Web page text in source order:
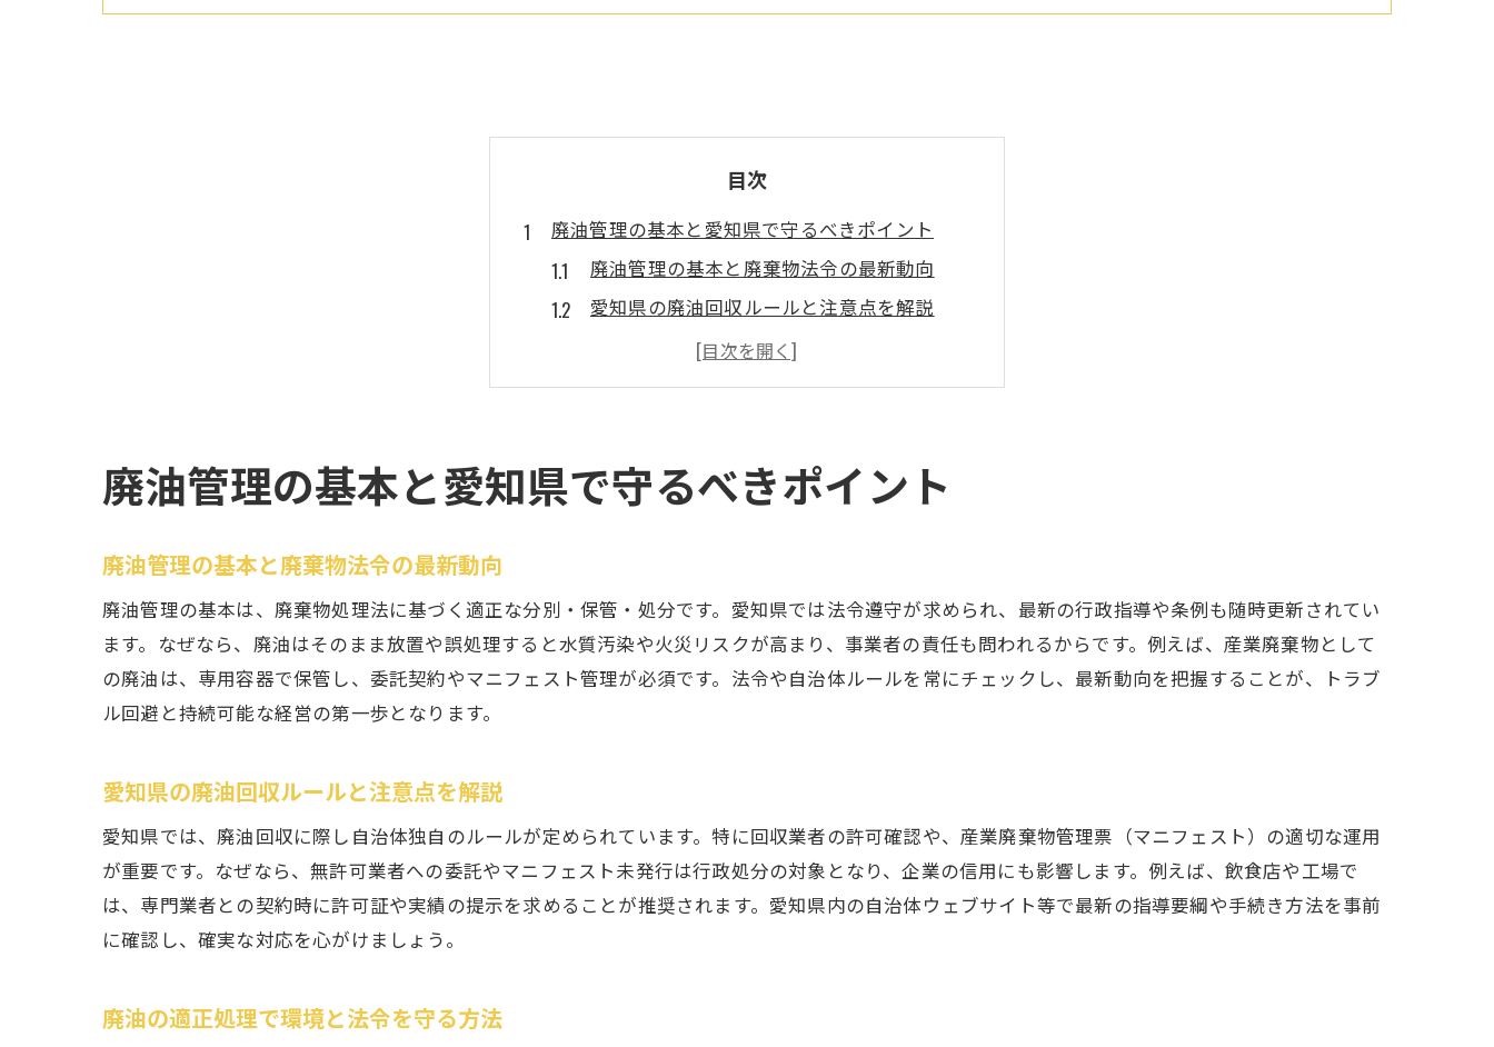
目次
廃油管理の基本と愛知県で守るべきポイント
廃油管理の基本と廃棄物法令の最新動向
愛知県の廃油回収ルールと注意点を解説
廃油の適正処理で環境と法令を守る方法
廃油を安全に管理するための実践的手順
愛知県で廃油処理を始める前の基礎知識
効率よく廃油を処理する実践テクニック
近くの廃油回収業者を選ぶポイント
廃油回収料金の目安とコスト削減の工夫
産業廃棄物として廃油処理を徹底する秘訣
無料や個人対応可能な廃油回収の選び方
エンジンオイル廃油回収の注意すべき点
廃油管理の基本と愛知県で守るべきポイント
廃油管理の基本と廃棄物法令の最新動向
廃油管理の基本は、廃棄物処理法に基づく適正な分別・保管・処分です。愛知県では法令遵守が求められ、最新の行政指導や条例も随時更新されてい
ます。なぜなら、廃油はそのまま放置や誤処理すると水質汚染や火災リスクが高まり、事業者の責任も問われるからです。例えば、産業廃棄物として
の廃油は、専用容器で保管し、委託契約やマニフェスト管理が必須です。法令や自治体ルールを常にチェックし、最新動向を把握することが、トラブ
ル回避と持続可能な経営の第一歩となります。
愛知県の廃油回収ルールと注意点を解説
愛知県では、廃油回収に際し自治体独自のルールが定められています。特に回収業者の許可確認や、産業廃棄物管理票（マニフェスト）の適切な運用
が重要です。なぜなら、無許可業者への委託やマニフェスト未発行は行政処分の対象となり、企業の信用にも影響します。例えば、飲食店や工場で
は、専門業者との契約時に許可証や実績の提示を求めることが推奨されます。愛知県内の自治体ウェブサイト等で最新の指導要綱や手続き方法を事前
に確認し、確実な対応を心がけましょう。
廃油の適正処理で環境と法令を守る方法